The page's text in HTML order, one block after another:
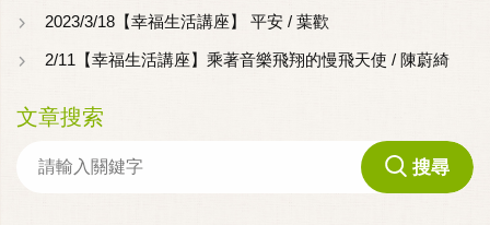
2023/3/18【幸福生活講座】 平安 / 葉歡
2/11【幸福生活講座】乘著音樂飛翔的慢飛天使 / 陳蔚綺
文章搜索
搜尋